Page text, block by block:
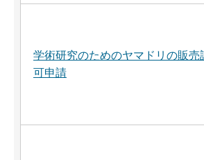
学術研究のためのヤマドリの販売
可申請